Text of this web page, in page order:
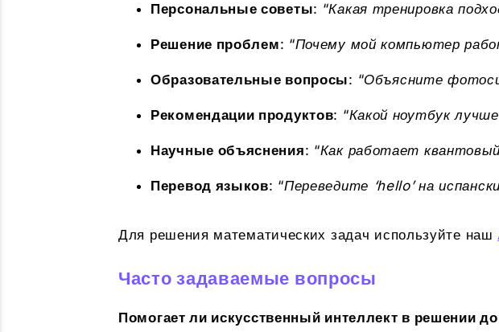
Персональные советы: “Какая тренировка
Решение проблем: “Почему мой компьютер
Образовательные вопросы: “Объясните
Рекомендации продуктов: “Какой ноутбук
Научные объяснения: “Как работает
Перевод языков: “Переведите ‘hello’ на
Для решения математических задач используйте наш
Часто задаваемые вопросы
Помогает ли искусственный интеллект в решении